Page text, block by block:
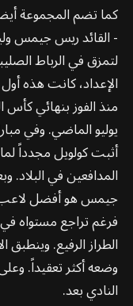
كما تضم المجموعة
- القائد ريس جيمس
لتمزق في الرباط
الإعداد، كانت هذه
منذ الفوز بنهائي كأس
أثبت كولويل مجدداً
المدافعين في
جيمس هو أفضل لاعب
الطراز الرفيع. وينطبق
وضعه أكثر تعقيداً.
النادي بعد.